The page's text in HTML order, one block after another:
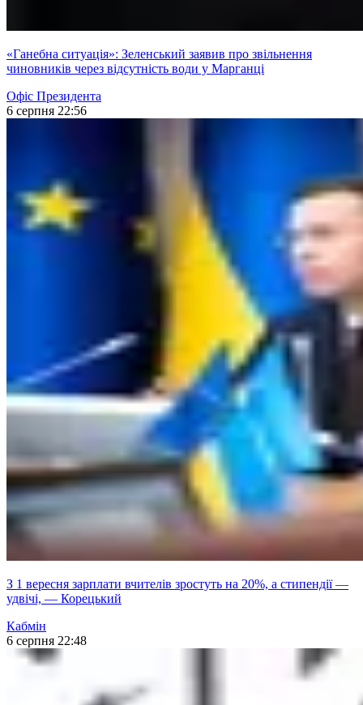
«Ганебна ситуація»: Зеленський заявив про звільнення
чиновників через відсутність води у Марганці
Офіс Президента
6 серпня 22:56
З 1 вересня зарплати вчителів зростуть на 20%, а стипендії —
удвічі, — Корецький
Кабмін
6 серпня 22:48